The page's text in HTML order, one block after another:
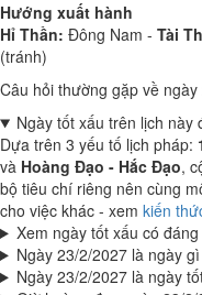
Hướng xuất hành
Hỉ Thần: Đông Nam - Tài
(tránh)
Câu hỏi thường gặp về
Ngày tốt xấu trên lịch
Dựa trên 3 yếu tố lịch pháp:
và Hoàng Đạo - Hắc Đạo,
bộ tiêu chí riêng nên cùng
cho việc khác - xem kiến
Xem ngày tốt xấu có
Ngày 23/2/2027 là ngày
Ngày 23/2/2027 là ngày